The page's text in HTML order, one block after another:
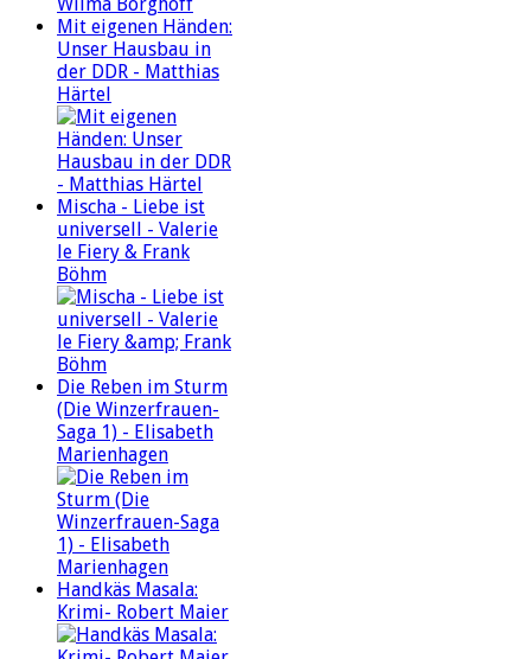
Mit eigenen Händen:
Unser Hausbau in
der DDR - Matthias
Härtel
Mischa - Liebe ist
universell - Valerie
le Fiery & Frank
Böhm
Die Reben im Sturm
(Die Winzerfrauen-
Saga 1) - Elisabeth
Marienhagen
Handkäs Masala:
Krimi- Robert Maier